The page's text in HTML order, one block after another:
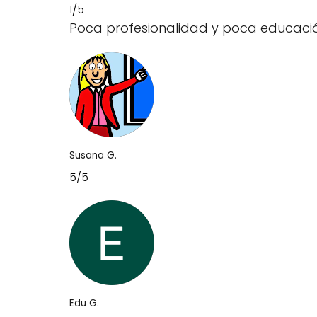
1/5
Poca profesionalidad y poca
Susana G.
5/5
Edu G.